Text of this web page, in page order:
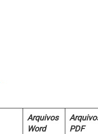
Arquivos
Word
PDF